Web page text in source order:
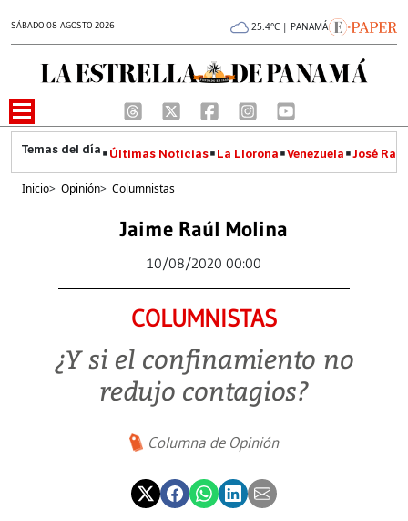
SÁBADO 08 AGOSTO 2026 25.4°C | PANAMÁ
Últimas Noticias La Llorona Venezuela José
Inicio> Opinión> Columnistas
Jaime Raúl Molina
10/08/2020 00:00
COLUMNISTAS
¿Y si el confinamiento no
redujo contagios?
Columna de Opinión